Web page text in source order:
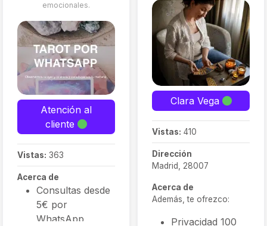
emocionales.
Atención al
cliente
Vistas: 363
Acerca de
Consultas desde
5€ por
WhatsApp
Clara Vega
Vistas: 410
Dirección
Madrid, 28007
Acerca de
Además, te ofrezco:
Privacidad 100